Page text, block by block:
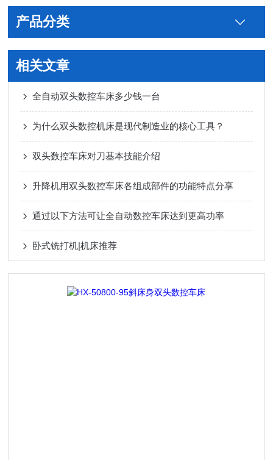
产品分类
相关文章
全自动双头数控车床多少钱一台
为什么双头数控机床是现代制造业的核心工具？
双头数控车床对刀基本技能介绍
升降机用双头数控车床各组成部件的功能特点分享
通过以下方法可让全自动数控车床达到更高功率
卧式铣打机|机床推荐